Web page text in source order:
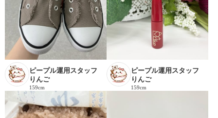
ピープル運用スタッフ
りんご
159cm
ピープル運用スタッフ
りんご
159cm